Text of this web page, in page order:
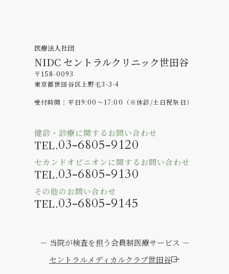
医療法人社団
NIDC セントラルクリニック世田谷
〒158-0093
東京都世⽥⾕区上野⽑3-3-4
受付時間：平日9:00～17:00（※休診/土日祝祭日）
健診・診療に関するお問い合わせ
TEL.03-6805-9120
セカンドオピニオンに関するお問い合わせ
TEL.03-6805-9130
その他のお問い合わせ
TEL.03-6805-9145
－ 当院が検査を担う会員制医療サービス －
セントラルメディカルクラブ世田谷